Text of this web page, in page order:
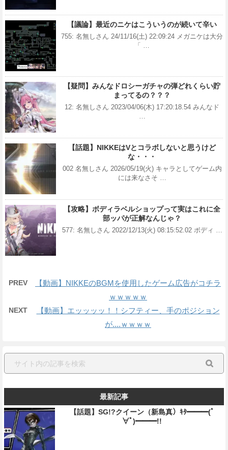
【議論】最近のニケはこういうのが続いて辛い
755: 名無しさん 24/11/16(土) 22:09:24 メガニケは大分
「 …
【疑問】みんなドロシーガチャの弾どれくらい貯
まってるの？？？
12: 名無しさん 2023/04/06(木) 17:20:18.54 みんなド
…
【話題】NIKKEはVとコラボしないと思うけど
な・・・
002 名無しさん 2026/05/19(火) キャラとしてゲーム内
には来なさそ …
【攻略】ボディラベルショップって実はこれに全
部ッパが正解なんじゃ？
577: 名無しさん 2022/12/13(火) 08:15:52.02 ボディ …
PREV
【動画】NIKKEのBGMを使用したゲーム広告がコチラ
ｗｗｗｗｗ
NEXT
【動画】エッッッッ！！シフティー、手のポジション
が....ｗｗｗｗ
最新記事
【話題】SG!?クイーン（新島真）ｷﾀ━━━(ﾟ
∀ﾟ)━━━!!